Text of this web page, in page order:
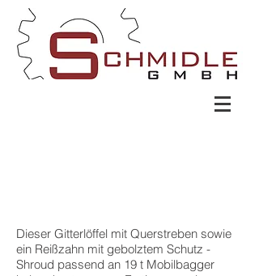
Dieser Gitterlöffel mit Querstreben sowie
ein Reißzahn mit gebolztem Schutz -
Shroud passend an 19 t Mobilbagger